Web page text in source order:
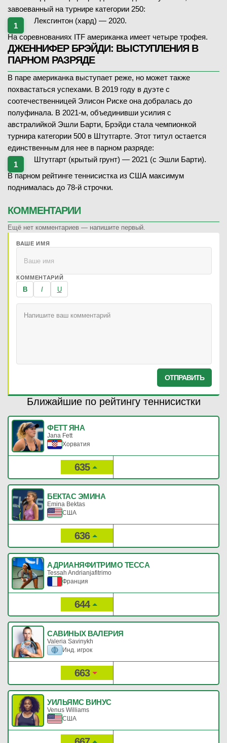
завоеванный на турнире категории 250:
Лексгинтон (хард) — 2020.
На соревнованиях ITF американка имеет четыре трофея.
ДЖЕННИФЕР БРЭЙДИ: ВЫСТУПЛЕНИЯ В
ПАРНОМ РАЗРЯДЕ
В паре американка выступает реже, но может также
похвастаться успехами. В 2019 году в дуэте с
соотечественницей Элисон Риске она добралась до
полуфинала. В 2021-м, объединивши усилия с
австралийкой Эшли Барти, Брэйди стала чемпионкой
турнира категории 500 в Штутгарте. Этот титул остается
единственным для нее в парном разряде:
Штутгарт (крытый грунт) — 2021 (с Эшли Барти).
В парном рейтинге теннисистка из США максимум
поднималась до 78-й строчки.
КОММЕНТАРИИ
Ещё нет комментариев — напишите первый.
ВАШЕ ИМЯ
КОММЕНТАРИЙ
B I U
ОТПРАВИТЬ
Ближайшие по рейтингу теннисистки
ФЕТТ ЯНА
Jana Fett
Хорватия
635
БЕКТАС ЭМИНА
Emina Bektas
США
636
АДРИАНЯФИТРИМО ТЕССА
Tessah Andrianjafitrimo
Франция
644
САВИНЫХ ВАЛЕРИЯ
Valeria Savinykh
Инд. игрок
663
УИЛЬЯМС ВИНУС
Venus Williams
США